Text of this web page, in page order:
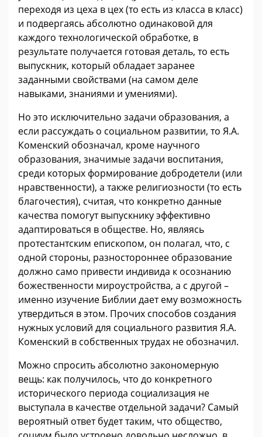
переходя из цеха в цех (то есть из класса в класс)
и подвергаясь абсолютно одинаковой для
каждого технологической обработке, в
результате получается готовая деталь, то есть
выпускник, который обладает заранее
заданными свойствами (на самом деле
навыками, знаниями и умениями).
Но это исключительно задачи образования, а
если рассуждать о социальном развитии, то Я.А.
Коменский обозначал, кроме научного
образования, значимые задачи воспитания,
среди которых формирование добродетели (или
нравственности), а также религиозности (то есть
благочестия), считая, что конкретно данные
качества помогут выпускнику эффективно
адаптироваться в обществе. Но, являясь
протестантским епископом, он полагал, что, с
одной стороны, разностороннее образование
должно само привести индивида к осознанию
божественности мироустройства, а с другой –
именно изучение Библии дает ему возможность
утвердиться в этом. Прочих способов создания
нужных условий для социального развития Я.А.
Коменский в собственных трудах не обозначил.
Можно спросить абсолютно закономерную
вещь: как получилось, что до конкретного
исторического периода социализация не
выступала в качестве отдельной задачи? Самый
вероятный ответ будет таким, что общество,